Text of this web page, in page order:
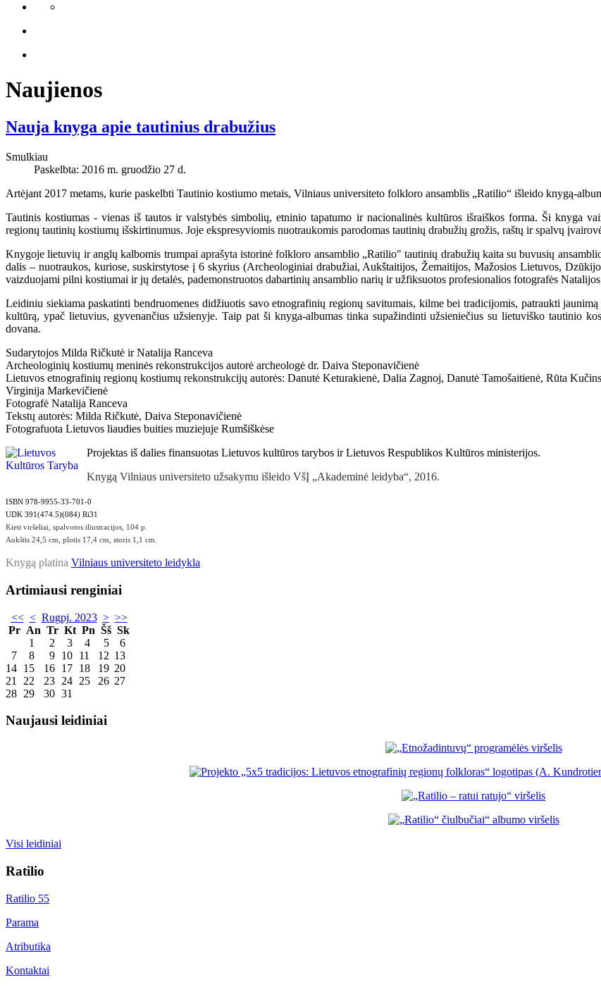
Naujienos
Nauja knyga apie tautinius drabužius
Smulkiau
Paskelbta: 2016 m. gruodžio 27 d.
Artėjant 2017 metams, kurie paskelbti Tautinio kostiumo metais, Vilniaus universiteto folkloro ansamblis „Ratilio“ išleido knygą-
Tautinis kostiumas - vienas iš tautos ir valstybės simbolių, etninio tapatumo ir nacionalinės kultūros išraiškos forma. Ši knyga
regionų tautinių kostiumų išskirtinumus. Joje ekspresyviomis nuotraukomis parodomas tautinių drabužių grožis, raštų ir spalvų
Knygoje lietuvių ir anglų kalbomis trumpai aprašyta istorinė folkloro ansamblio „Ratilio" tautinių drabužių kaita su buvusių
dalis – nuotraukos, kuriose, suskirstytose į 6 skyrius (Archeologiniai drabužiai, Aukštaitijos, Žemaitijos, Mažosios Lietuvos,
vaizduojami pilni kostiumai ir jų detalės, pademonstruotos dabartinių ansamblio narių ir užfiksuotos profesionalios fotografės
Leidiniu siekiama paskatinti bendruomenes didžiuotis savo etnografinių regionų savitumais, kilme bei tradicijomis, patraukti
kultūrą, ypač lietuvius, gyvenančius užsienyje. Taip pat ši knyga-albumas tinka supažindinti užsieniečius su lietuviško tautinio
dovana.
Sudarytojos Milda Ričkutė ir Natalija Ranceva
Archeologinių kostiumų meninės rekonstrukcijos autorė archeologė dr. Daiva Steponavičienė
Lietuvos etnografinių regionų kostiumų rekonstrukcijų autorės: Danutė Keturakienė, Dalia Zagnoj, Danutė Tamošaitienė, Rūta
Virginija Markevičienė
Fotografė Natalija Ranceva
Tekstų autorės: Milda Ričkutė, Daiva Steponavičienė
Fotografuota Lietuvos liaudies buities muziejuje Rumšiškėse
Projektas iš dalies finansuotas Lietuvos kultūros tarybos ir Lietuvos Respublikos Kultūros ministerijos.
Knygą Vilniaus universiteto užsakymu išleido VšĮ „Akademinė leidyba“, 2016.
ISBN 978-9955-33-701-0
UDK 391(474.5)(084) Ri31
Kieti viršeliai, spalvotos iliustracijos, 104 p.
Aukštis 24,5 cm, plotis 17,4 cm, storis 1,1 cm.
Knygą platina Vilniaus universiteto leidykla
Artimiausi renginiai
<< < Rugpj. 2023 > >>
Pr An Tr Kt Pn Šš Sk
1
2 3 4 5
6
7
8 9 10 11 12 13
14 15 16 17 18 19 20
21
22 23 24 25 26 27
28 29 30 31
Naujausi leidiniai
Visi leidiniai
Ratilio
Ratilio 55
Parama
Atributika
Kontaktai